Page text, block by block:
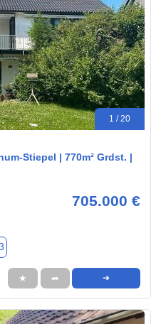
1 / 20
Stiepel | 770m² Grdst. |
705.000 €
★ ➦ ➜